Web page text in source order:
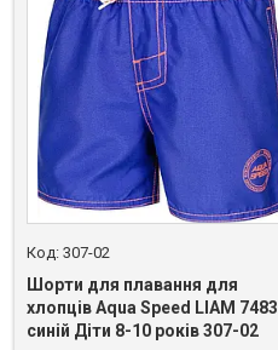
307-02
Шорти для плавання для
хлопців Aqua Speed LIAM 7483
синій Діти 8-10 років 307-02